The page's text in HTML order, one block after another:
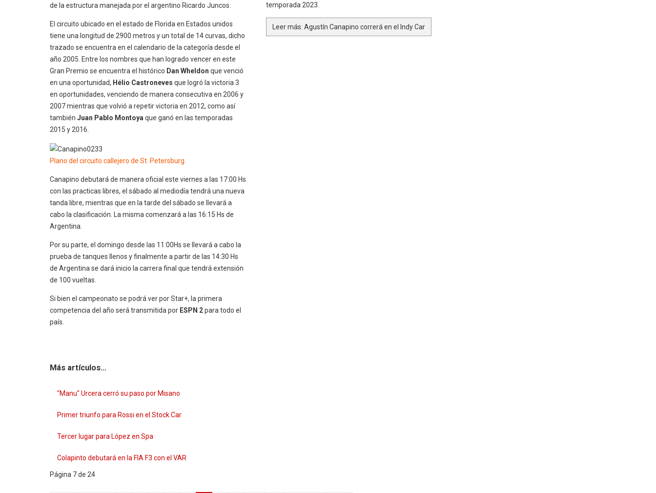
de la estructura manejada por el argentino Ricardo Juncos.
El circuito ubicado en el estado de Florida en Estados unidos
tiene una longitud de 2900 metros y un total de 14 curvas, dicho
trazado se encuentra en el calendario de la categoría desde el
año 2005. Entre los nombres que han logrado vencer en este
Gran Premio se encuentra el histórico Dan Wheldon que venció
en una oportunidad, Hélio Castroneves que logró la victoria 3
en oportunidades, venciendo de manera consecutiva en 2006 y
2007 mientras que volvió a repetir victoria en 2012, como así
también Juan Pablo Montoyaque ganó en las temporadas
2015 y 2016.
Plano del circuito callejero de St. Petersburg.
Canapino debutará de manera oficial este viernes a las 17:00 Hs
con las practicas libres, el sábado al mediodía tendrá una nueva
tanda libre, mientras que en la tarde del sábado se llevará a
cabo la clasificación. La misma comenzará a las 16:15 Hs de
Argentina.
Por su parte, el domingo desde las 11:00Hs se llevará a cabo la
prueba de tanques llenos y finalmente a partir de las 14:30 Hs
de Argentina se dará inicio la carrera final que tendrá extensión
de 100 vueltas.
Si bien el campeonato se podrá ver por Star+, la primera
competencia del año será transmitida por ESPN 2para todo el
país.
temporada 2023.
Leer más: Agustín Canapino correrá en el Indy Car
Más artículos...
"Manu" Urcera cerró su paso por Misano
Primer triunfo para Rossi en el Stock Car
Tercer lugar para López en Spa
Colapinto debutará en la FIA F3 con el VAR
Página 7 de 24